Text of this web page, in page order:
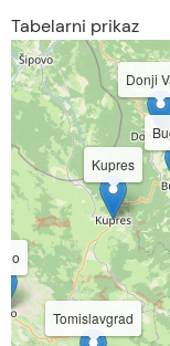
are
here
Tabelarni prikaz
Tomislavgrad
Kupres
Donji